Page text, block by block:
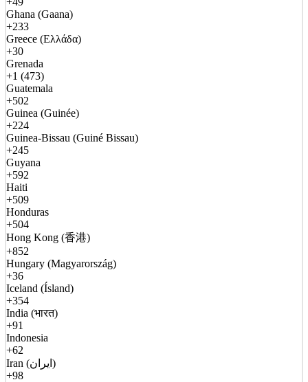
Ghana (Gaana)
+233
Greece (Ελλάδα)
+30
Grenada
+1 (473)
Guatemala
+502
Guinea (Guinée)
+224
Guinea-Bissau (Guiné Bissau)
+245
Guyana
+592
Haiti
+509
Honduras
+504
Hong Kong (香港)
+852
Hungary (Magyarország)
+36
Iceland (Ísland)
+354
India (भारत)
+91
Indonesia
+62
Iran (ایران)
+98